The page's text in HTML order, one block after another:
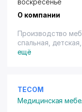
для любого
Бесплатный выезд
воскресенье
О компании
Производство
спальная,
Производство
ещё
TECOM
Медицинская